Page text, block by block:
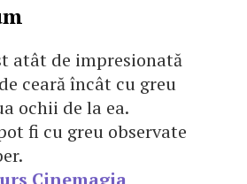
atât de impresionată
ceară încât cu greu
ochii de la ea.
fi cu greu observate
Cinemagia